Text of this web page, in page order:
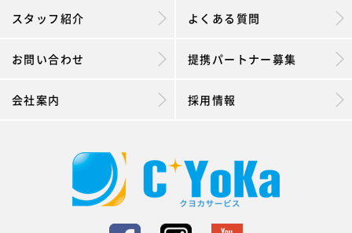
スタッフ紹介 よくある質問
お問い合わせ 提携パートナー募集
会社案内 採用情報